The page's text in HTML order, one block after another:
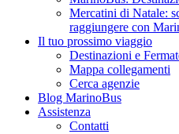
Mercatini di Natale:
raggiungere con
Il tuo prossimo viaggio
Destinazioni e
Mappa collegamenti
Cerca agenzie
Blog MarinoBus
Assistenza
Contatti